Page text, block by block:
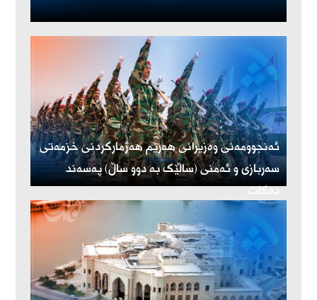
ئەنجوومەنی وەزیرانی هەرێم هەژمارکردنی خزمەتی
سەربازی و ئەمنی (ساڵێک بە دوو ساڵ) پەسەند
دەکات